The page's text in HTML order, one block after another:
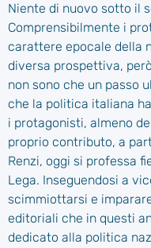
Niente di nuovo sotto il
Comprensibilmente i
carattere epocale della
diversa prospettiva,
non sono che un passo
che la politica italiana
i protagonisti, almeno
proprio contributo, a
Renzi, oggi si professa
Lega. Inseguendosi a
scimmiottarsi e
editoriali che in questi
dedicato alla politica